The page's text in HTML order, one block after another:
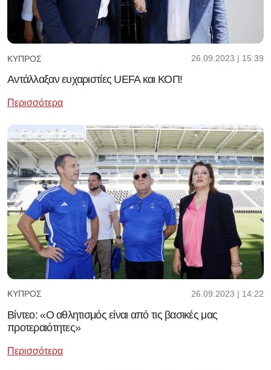
ΚΎΠΡΟΣ 26.09.2023 | 15:39
Αντάλλαξαν ευχαριστίες UEFA και ΚΟΠ!
Περισσότερα
ΚΎΠΡΟΣ 26.09.2023 | 14:22
Βίντεο: «Ο αθλητισμός είναι από τις βασικές μας
προτεραιότητες»
Περισσότερα